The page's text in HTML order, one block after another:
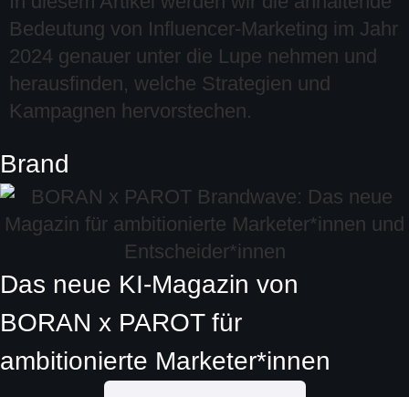
Bedeutung von Influencer-Marketing im Jahr
2024 genauer unter die Lupe nehmen und
herausfinden, welche Strategien und
Kampagnen hervorstechen.
Brand
Das neue KI-Magazin von
BORAN x PAROTfür
ambitionierte Marketer*innen